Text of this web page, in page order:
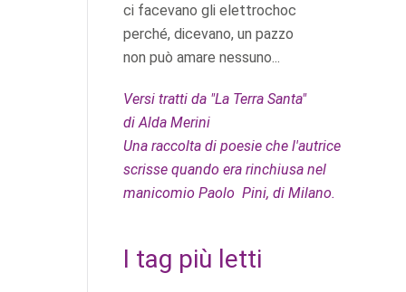
ci facevano gli elettrochoc
perché, dicevano, un pazzo
non può amare nessuno...
Versi tratti da "La Terra Santa"
di Alda Merini
Una raccolta di poesie che l'autrice
scrisse quando era rinchiusa nel
manicomio Paolo Pini, di Milano.
I tag più letti